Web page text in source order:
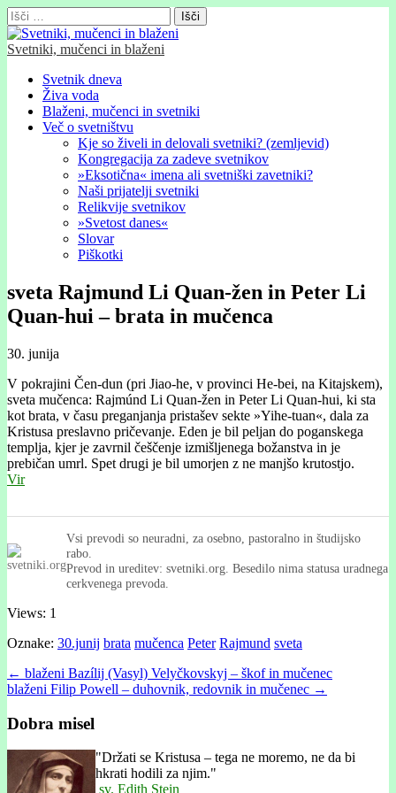
Išči:
Svetniki, mučenci in blaženi
Glavni
meni
Skip
content
Svetnik dneva
Živa voda
Blaženi, mučenci in svetniki
Več o svetništvu
Kje so živeli in delovali svetniki? (zemljevid)
Kongregacija za zadeve svetnikov
»Eksotična« imena ali svetniški zavetniki?
Naši prijatelji svetniki
Relikvije svetnikov
»Svetost danes«
Slovar
Piškotki
sveta Rajmund Li Quan-žen in Peter Li
Quan-hui – brata in mučenca
30. junija
V pokrajini Čen-dun (pri Jiao-he, v provinci He-bei, na Kitajskem),
sveta mučenca: Rajmúnd Li Quan-žen in Peter Li Quan-hui, ki sta
kot brata, v času preganjanja pristašev sekte »Yihe-tuan«, dala za
Kristusa preslavno pričevanje. Eden je bil peljan do poganskega
templja, kjer je zavrnil češčenje izmišljenega božanstva in je
prebičan umrl. Spet drugi je bil umorjen z ne manjšo krutostjo.
Vir
Vsi prevodi so neuradni, za osebno, pastoralno in študijsko
rabo.
Prevod in ureditev: svetniki.org. Besedilo nima statusa uradnega
cerkvenega prevoda.
Views: 1
Oznake: 30.junij brata mučenca Peter Rajmund sveta
Post
navigation
← blaženi Bazílij (Vasyl) Velyčkovskyj – škof in mučenec
blaženi Filip Powell – duhovnik, redovnik in mučenec →
Dobra misel
"Držati se Kristusa – tega ne moremo, ne da bi
hkrati hodili za njim."
sv. Edith Stein